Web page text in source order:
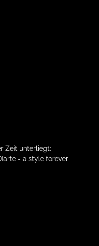
Zeit unterliegt:
- a style forever